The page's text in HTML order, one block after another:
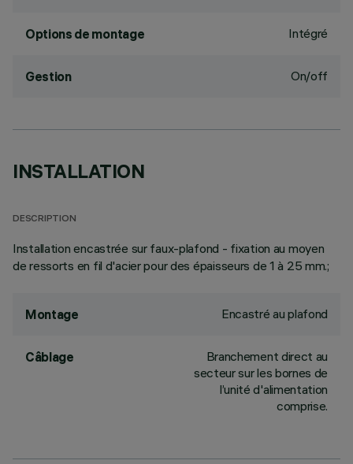
Options de montage Intégré
Gestion On/off
INSTALLATION
DESCRIPTION
Installation encastrée sur faux-plafond - fixation au moyen
de ressorts en fil d'acier pour des épaisseurs de 1 à 25 mm.;
Montage Encastré au plafond
Câblage
Branchement direct au
secteur sur les bornes de
l’unité d'alimentation
comprise.